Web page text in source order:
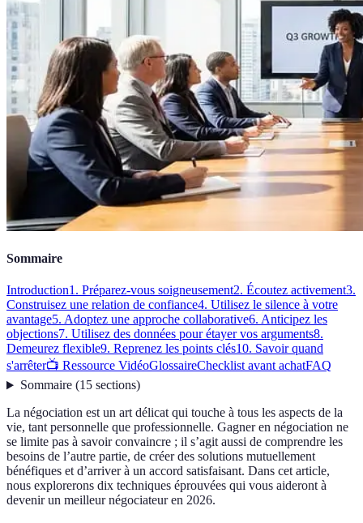
Sommaire
Introduction1. Préparez-vous soigneusement2. Écoutez activement3.
Construisez une relation de confiance4. Utilisez le silence à votre
avantage5. Adoptez une approche collaborative6. Anticipez les
objections7. Utilisez des données pour étayer vos arguments8.
Demeurez flexible9. Reprenez les points clés10. Savoir quand
s'arrêter📺 Ressource VidéoGlossaireChecklist avant achatFAQ
Sommaire(15 sections)
La négociation est un art délicat qui touche à tous les aspects de la
vie, tant personnelle que professionnelle. Gagner en négociation ne
se limite pas à savoir convaincre ; il s’agit aussi de comprendre les
besoins de l’autre partie, de créer des solutions mutuellement
bénéfiques et d’arriver à un accord satisfaisant. Dans cet article,
nous explorerons dix techniques éprouvées qui vous aideront à
devenir un meilleur négociateur en 2026.